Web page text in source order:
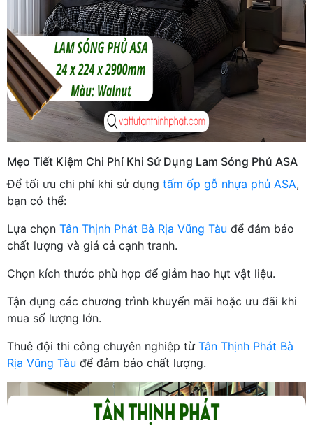
Mẹo Tiết Kiệm Chi Phí Khi Sử Dụng Lam Sóng Phủ ASA
Để tối ưu chi phí khi sử dụng tấm ốp gỗ nhựa phủ ASA,
bạn có thể:
Lựa chọn Tân Thịnh Phát Bà Rịa Vũng Tàu để đảm bảo
chất lượng và giá cả cạnh tranh.
Chọn kích thước phù hợp để giảm hao hụt vật liệu.
Tận dụng các chương trình khuyến mãi hoặc ưu đãi khi
mua số lượng lớn.
Thuê đội thi công chuyên nghiệp từ Tân Thịnh Phát Bà
Rịa Vũng Tàu để đảm bảo chất lượng.